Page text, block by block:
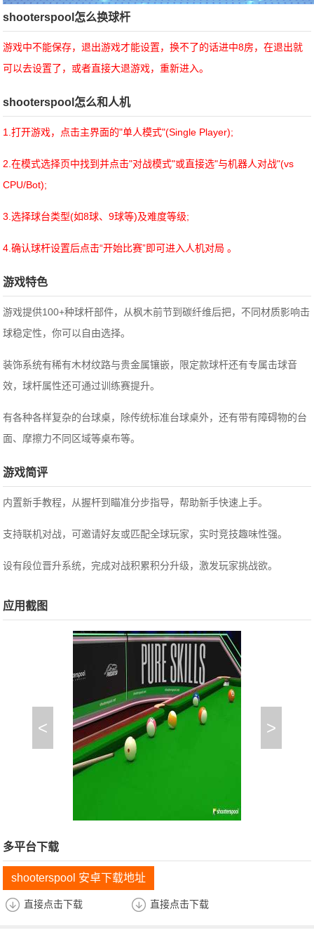
shooterspool怎么换球杆
游戏中不能保存，退出游戏才能设置，换不了的话进中8房，在退出就
可以去设置了，或者直接大退游戏，重新进入。
shooterspool怎么和人机
1.打开游戏，点击主界面的"‌单人模式‌"(Single Player);
2.在模式选择页中找到并点击"‌对战模式‌"或直接选"‌与机器人对战‌"(vs
CPU/Bot);
3.选择球台类型(如8球、9球等)及难度等级;
4.确认球杆设置后点击“开始比赛”即可进入人机对局 。‌‌
游戏特色
游戏提供100+种球杆部件，从枫木前节到碳纤维后把，不同材质影响击
球稳定性，你可以自由选择。
装饰系统有稀有木材纹路与贵金属镶嵌，限定款球杆还有专属击球音
效，球杆属性还可通过训练赛提升。
有各种各样复杂的台球桌，除传统标准台球桌外，还有带有障碍物的台
面、摩擦力不同区域等桌布等。
游戏简评
内置新手教程，从握杆到瞄准分步指导，帮助新手快速上手。
支持联机对战，可邀请好友或匹配全球玩家，实时竞技趣味性强。
设有段位晋升系统，完成对战积累积分升级，激发玩家挑战欲。
应用截图
< >
多平台下载
shooterspool 安卓下载地址
直接点击下载 直接点击下载